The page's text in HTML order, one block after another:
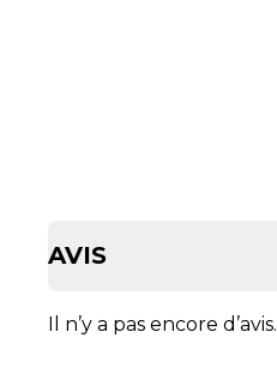
AVIS
Il n’y a pas encore d’avis.